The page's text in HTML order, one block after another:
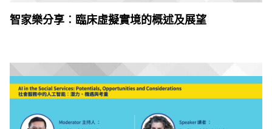
智家樂分享︰臨床虛擬實境的概述及展望